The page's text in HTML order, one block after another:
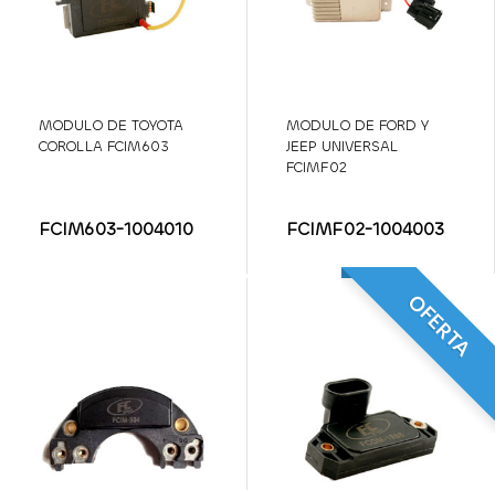
MODULO DE TOYOTA
COROLLA FCIM603
FCIM603-1004010
MODULO DE FORD Y
JEEP UNIVERSAL
FCIMF02
FCIMF02-1004003
OFERTA